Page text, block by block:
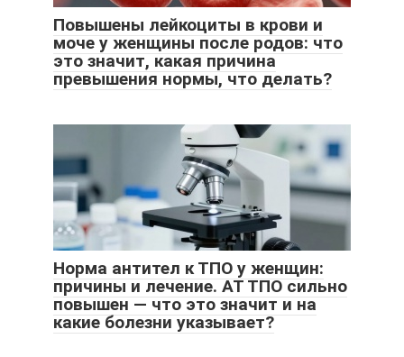
Повышены лейкоциты в крови и
моче у женщины после родов: что
это значит, какая причина
превышения нормы, что делать?
Норма антител к ТПО у женщин:
причины и лечение. АТ ТПО сильно
повышен — что это значит и на
какие болезни указывает?